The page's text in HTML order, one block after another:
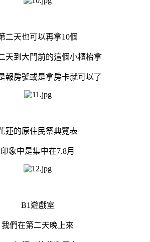
二天也可以再拿10個
天到大門前的這個小櫃枱拿
報房號或是拿房卡就可以了
蓮的原住民祭典覽表
印象中是集中在7.8月
B1遊戲室
我們在第二天晚上來